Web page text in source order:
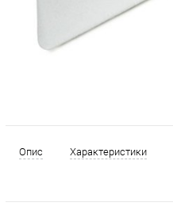
Опис Характеристики